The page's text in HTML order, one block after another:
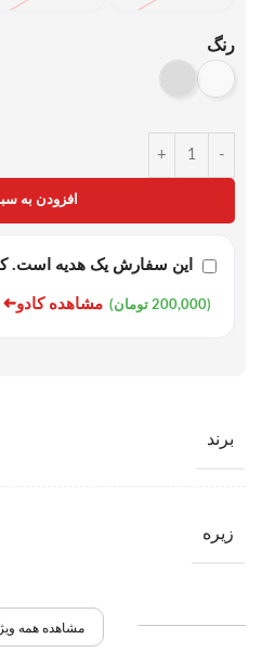
رنگ
-
+
افزودن به
این سفارش یک هدیه است.
(200,000 تومان) مشاهده کادو➜
برند
زیره
مشاهده همه